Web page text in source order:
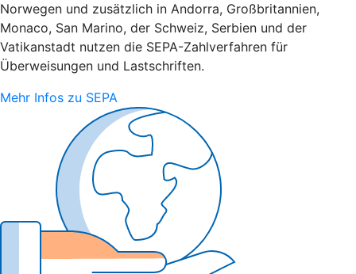
Norwegen und zusätzlich in Andorra, Großbritannien,
Monaco, San Marino, der Schweiz, Serbien und der
Vatikanstadt nutzen die SEPA-Zahlverfahren für
Überweisungen und Lastschriften.
Mehr Infos zu SEPA